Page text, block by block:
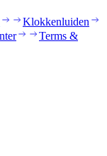
Klokkenluiden
Terms &